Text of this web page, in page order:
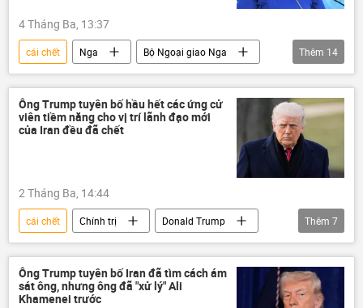
4 Tháng Ba, 13:37
cái chết Nga
Bộ Ngoại giao Nga
Maria Zakharova
Chính trị
Thế giới
xung đột quân sự
xung đột
Iran
Israel
Trung Đông
Thêm 14
Ông Trump tuyên bố hầu hết các ứng cử
viên tiềm năng cho vị trí lãnh đạo mới
của Iran đều đã chết
2 Tháng Ba, 14:44
cái chết Chính trị
Donald Trump
Hoa Kỳ
Israel
Iran
xung đột
xung đột quân sự
Thế giới
Ali Khamenei
Thêm 7
Ông Trump tuyên bố Iran đã tìm cách ám
sát ông, nhưng ông đã "xử lý" Ali
Khamenei trước